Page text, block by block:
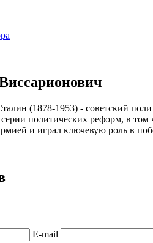
(1878-1953) - советский
политических реформ, в
и играл ключевую роль в
E-mail